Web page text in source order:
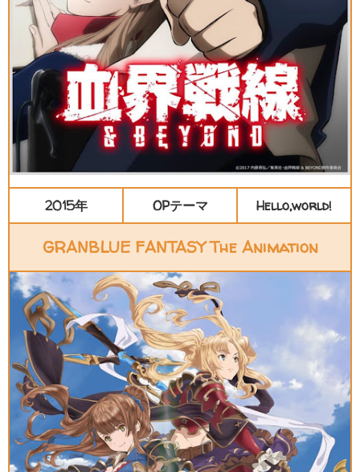
2015年 OPテーマ Hello,world!
GRANBLUE FANTASY The Animation